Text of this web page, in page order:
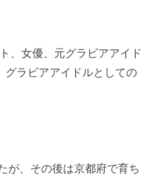
、女優、元グラビアアイド
グラビアアイドルとしての
が、その後は京都府で育ち